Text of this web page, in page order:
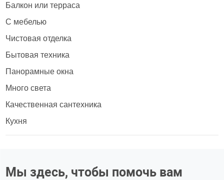
Балкон или терраса
С мебелью
Чистовая отделка
Бытовая техника
Панорамные окна
Много света
Качественная сантехника
Кухня
Мы здесь, чтобы помочь вам